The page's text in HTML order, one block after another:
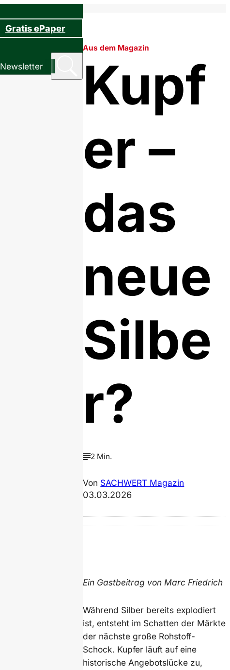
Gratis ePaper
Newsletter
Aus dem Magazin
Kupf
er –
das
neue
Silbe
r?
2 Min.
Von SACHWERT Magazin
03.03.2026
Ein Gastbeitrag von Marc Friedrich
Während Silber bereits explodiert
ist, entsteht im Schatten der Märkte
der nächste große Rohstoff-
Schock. Kupfer läuft auf eine
historische Angebotslücke zu,